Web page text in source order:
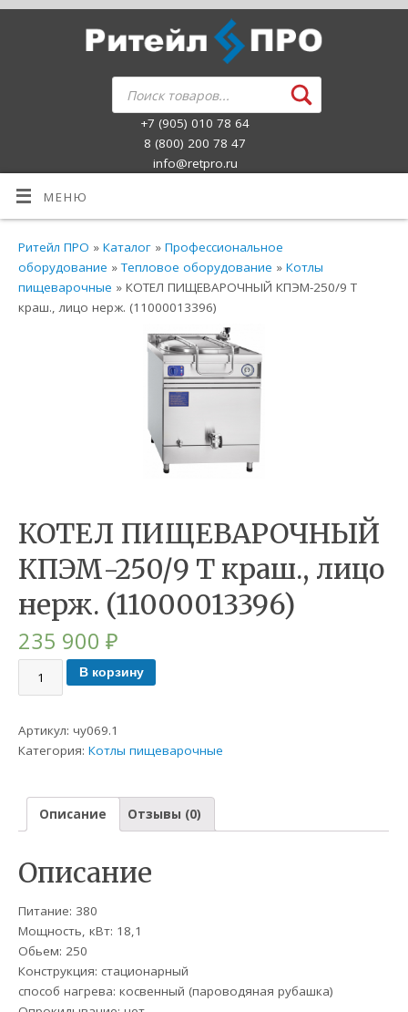
+7 (905) 010 78 64
8 (800) 200 78 47
info@retpro.ru
МЕНЮ
Ритейл ПРО »Каталог »Профессиональное
оборудование »Тепловое оборудование »Котлы
пищеварочные » КОТЕЛ ПИЩЕВАРОЧНЫЙ КПЭМ-250/9 Т
краш., лицо нерж. (11000013396)
КОТЕЛ ПИЩЕВАРОЧНЫЙ
КПЭМ-250/9 Т краш., лицо
нерж. (11000013396)
235 900₽
В корзину
Артикул:чу069.1
Категория:Котлы пищеварочные
Описание Отзывы (0)
Описание
Питание: 380
Мощность, кВт: 18,1
Обьем: 250
Конструкция: стационарный
способ нагрева: косвенный (пароводяная рубашка)